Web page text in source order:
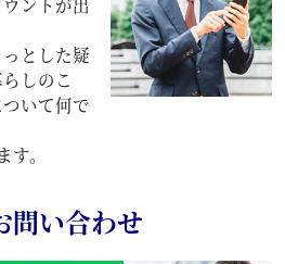
ントが出
とした疑
しのこ
いて何で
。
問い合わせ